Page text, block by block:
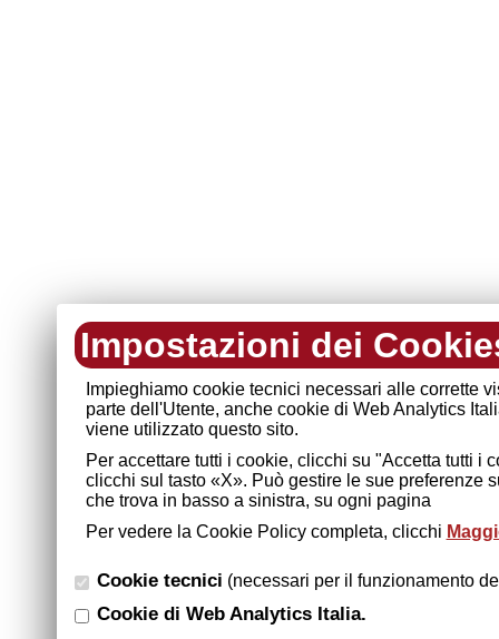
Impostazioni dei
Impieghiamo cookie tecnici necessari alle corrette
parte dell'Utente, anche cookie di Web Analytics
viene utilizzato questo sito.
Per accettare tutti i cookie, clicchi su "Accetta tutti
clicchi sul tasto «X». Può gestire le sue preferenze
che trova in basso a sinistra, su ogni pagina
Per vedere la Cookie Policy completa, clicchi
Cookie tecnici (necessari per il funzionamento
Cookie di Web Analytics Italia.